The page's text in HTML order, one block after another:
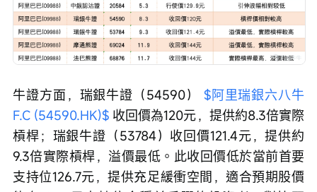
牛證方面，瑞銀牛證（54590） $阿里瑞銀六八牛
F.C (54590.HK)$ 收回價為120元，提供約8.3倍實際
槓桿；瑞銀牛證（53784）收回價121.4元，提供約
9.3倍實際槓桿，溢價最低。此收回價低於當前首要
支持位126.7元，提供充足緩衝空間，適合預期股價